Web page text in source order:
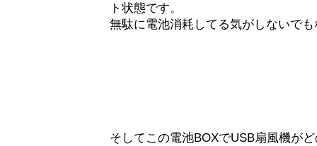
ト状態です。
無駄に電池消耗してる気がしないで
そしてこの電池BOXでUSB扇風機が